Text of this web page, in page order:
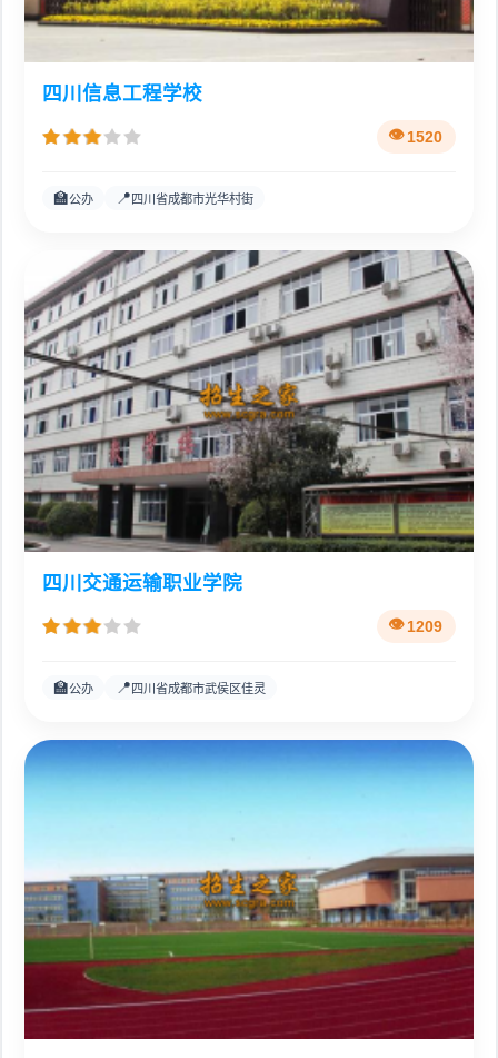
四川信息工程学校
1520
🏫公办 📍四川省成都市光华村街
四川交通运输职业学院
1209
🏫公办 📍四川省成都市武侯区佳灵